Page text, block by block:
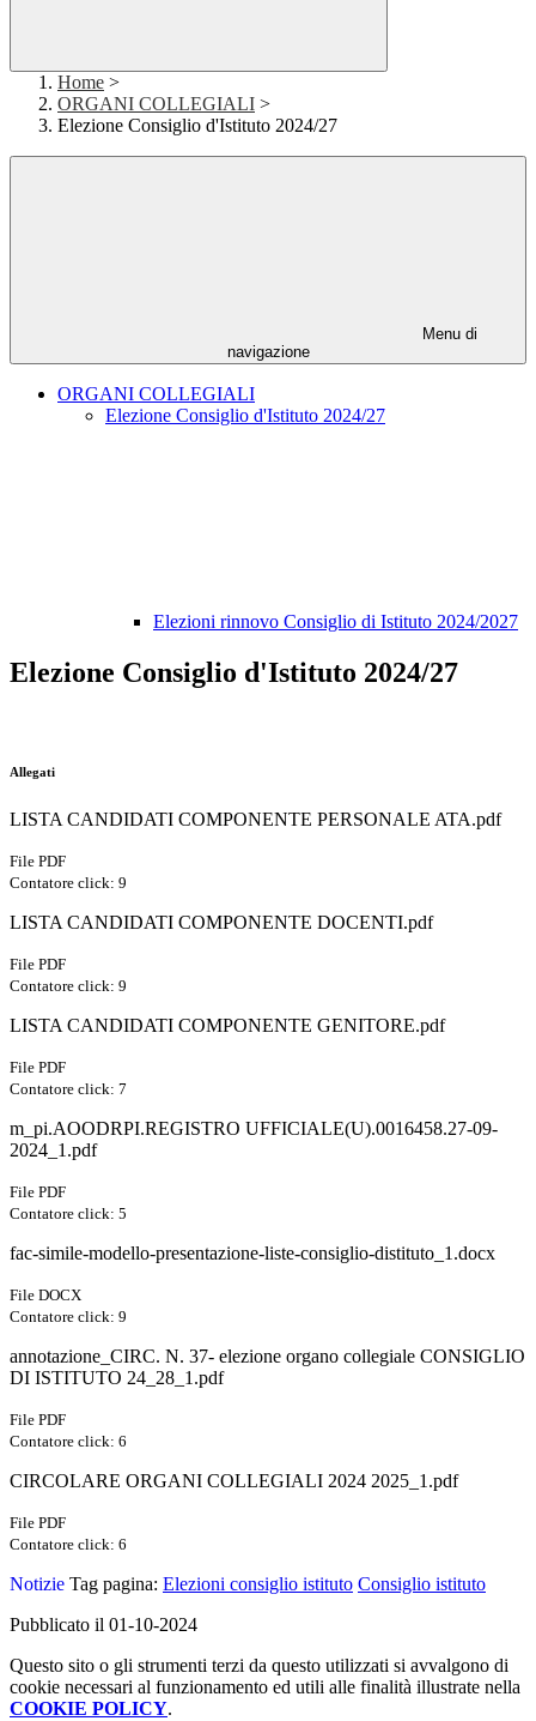
Home >
ORGANI COLLEGIALI >
Elezione Consiglio d'Istituto 2024/27
Menu di
navigazione
ORGANI COLLEGIALI
Elezione Consiglio d'Istituto 2024/27
Elezioni rinnovo Consiglio di Istituto 2024/2027
Elezione Consiglio d'Istituto 2024/27
Allegati
LISTA CANDIDATI COMPONENTE PERSONALE ATA.pdf
File PDF
Contatore click: 9
LISTA CANDIDATI COMPONENTE DOCENTI.pdf
File PDF
Contatore click: 9
LISTA CANDIDATI COMPONENTE GENITORE.pdf
File PDF
Contatore click: 7
m_pi.AOODRPI.REGISTRO UFFICIALE(U).0016458.27-09-
2024_1.pdf
File PDF
Contatore click: 5
fac-simile-modello-presentazione-liste-consiglio-distituto_1.docx
File DOCX
Contatore click: 9
annotazione_CIRC. N. 37- elezione organo collegiale CONSIGLIO
DI ISTITUTO 24_28_1.pdf
File PDF
Contatore click: 6
CIRCOLARE ORGANI COLLEGIALI 2024 2025_1.pdf
File PDF
Contatore click: 6
Notizie Tag pagina: Elezioni consiglio istituto Consiglio istituto
Pubblicato il 01-10-2024
Questo sito o gli strumenti terzi da questo utilizzati si avvalgono di
cookie necessari al funzionamento ed utili alle finalità illustrate nella
COOKIE POLICY.